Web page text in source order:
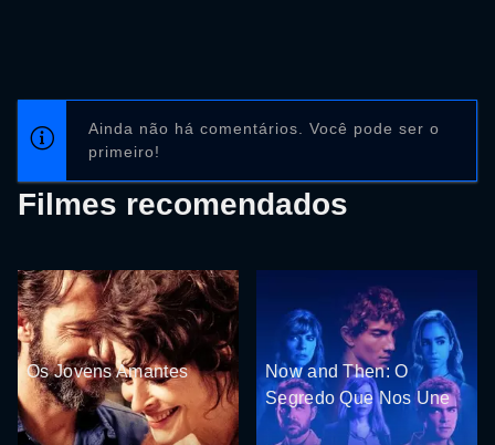
Ainda não há comentários. Você pode ser o
primeiro!
Filmes recomendados
Os Jovens Amantes
Now and Then: O
Segredo Que Nos Une